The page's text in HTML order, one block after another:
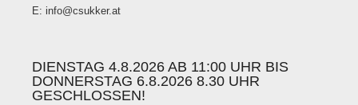
E: info@csukker.at
DIENSTAG 4.8.2026 AB 11:00 UHR BIS
DONNERSTAG 6.8.2026 8.30 UHR
GESCHLOSSEN!